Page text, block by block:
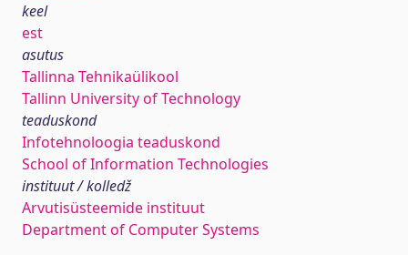
keel
est
asutus
Tallinna Tehnikaülikool
Tallinn University of Technology
teaduskond
Infotehnoloogia teaduskond
School of Information Technologies
instituut / kolledž
Arvutisüsteemide instituut
Department of Computer Systems